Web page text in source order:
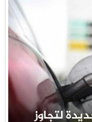
لتجاوز